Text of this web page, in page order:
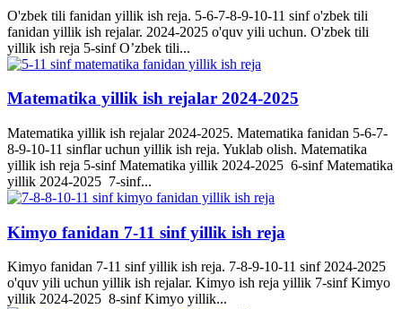
O'zbek tili fanidan yillik ish reja. 5-6-7-8-9-10-11 sinf o'zbek tili
fanidan yillik ish rejalar. 2024-2025 o'quv yili uchun. O'zbek tili
yillik ish reja 5-sinf O’zbek tili...
Matematika yillik ish rejalar 2024-2025
Matematika yillik ish rejalar 2024-2025. Matematika fanidan 5-6-7-
8-9-10-11 sinflar uchun yillik ish reja. Yuklab olish. Matematika
yillik ish reja 5-sinf Matematika yillik 2024-2025 6-sinf Matematika
yillik 2024-2025 7-sinf...
Kimyo fanidan 7-11 sinf yillik ish reja
Kimyo fanidan 7-11 sinf yillik ish reja. 7-8-9-10-11 sinf 2024-2025
o'quv yili uchun yillik ish rejalar. Kimyo ish reja yillik 7-sinf Kimyo
yillik 2024-2025 8-sinf Kimyo yillik...